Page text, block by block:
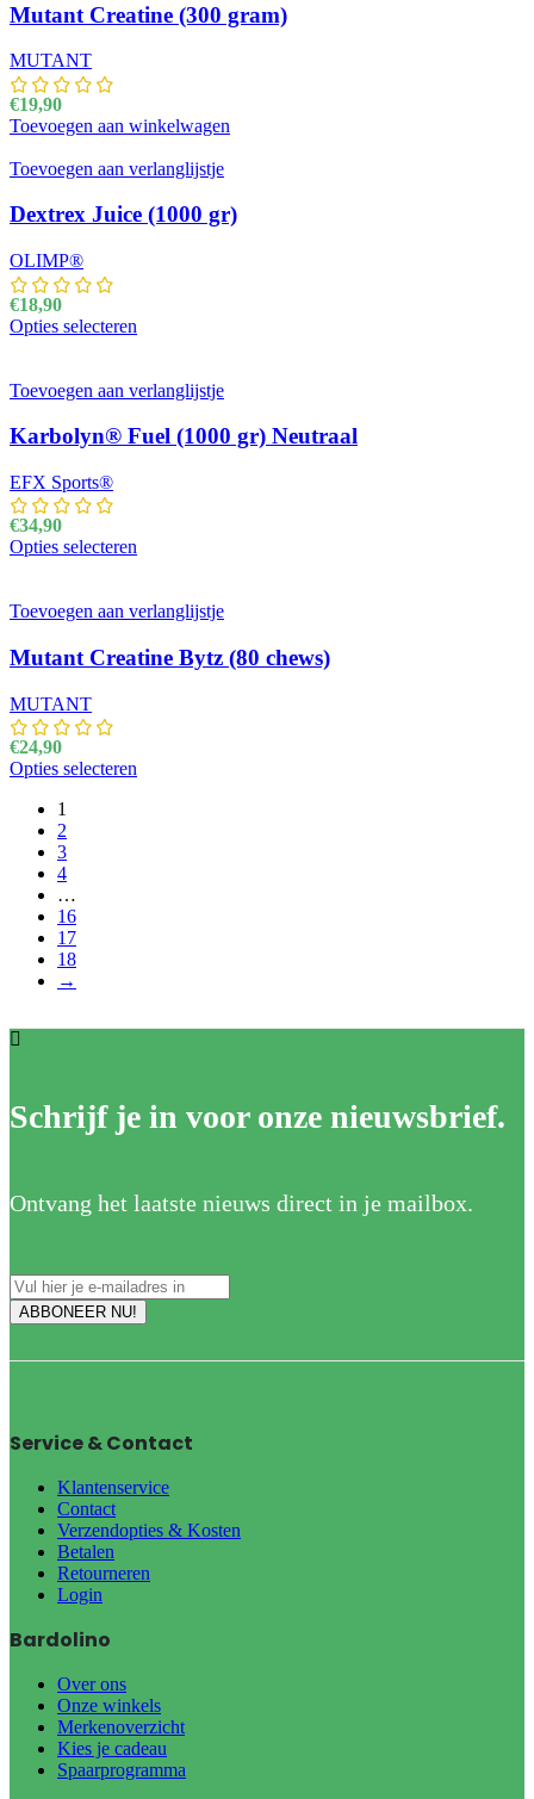
Mutant Creatine (300 gram)
MUTANT
€19,90
Toevoegen aan winkelwagen
Toevoegen aan verlanglijstje
Dextrex Juice (1000 gr)
OLIMP®
€18,90
Opties selecteren
Toevoegen aan verlanglijstje
Karbolyn® Fuel (1000 gr) Neutraal
EFX Sports®
€34,90
Opties selecteren
Toevoegen aan verlanglijstje
Mutant Creatine Bytz (80 chews)
MUTANT
€24,90
Opties selecteren
1
2
3
4
…
16
17
18
→
Schrijf je in voor onze nieuwsbrief.
Ontvang het laatste nieuws direct in je mailbox.
Service & Contact
Klantenservice
Contact
Verzendopties & Kosten
Betalen
Retourneren
Login
Bardolino
Over ons
Onze winkels
Merkenoverzicht
Kies je cadeau
Spaarprogramma